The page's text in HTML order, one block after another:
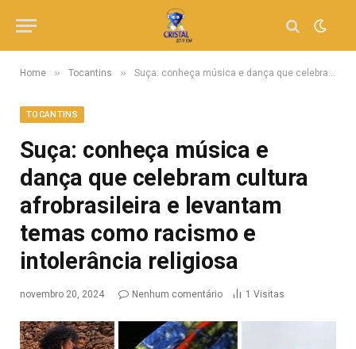
Home » Tocantins » Suça: conheça música e dança que celebram cultura afrobrasileira e levantam temas como racismo e intolerância religiosa
TOCANTINS
Suça: conheça música e
dança que celebram cultura
afrobrasileira e levantam
temas como racismo e
intolerância religiosa
novembro 20, 2024 Nenhum comentário 1 Visitas